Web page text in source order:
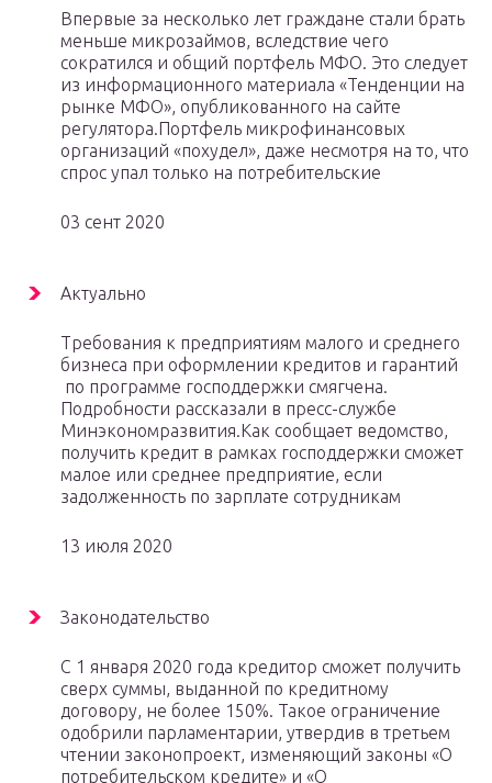
Впервые за несколько лет граждане стали брать
меньше микрозаймов, вследствие чего
сократился и общий портфель МФО. Это следует
из информационного материала «Тенденции на
рынке МФО», опубликованного на сайте
регулятора.Портфель микрофинансовых
организаций «похудел», даже несмотря на то, что
спрос упал только на потребительские
03 сент 2020
Актуально
Требования к предприятиям малого и среднего
бизнеса при оформлении кредитов и гарантий
по программе господдержки смягчена.
Подробности рассказали в пресс-службе
Минэкономразвития.Как сообщает ведомство,
получить кредит в рамках господдержки сможет
малое или среднее предприятие, если
задолженность по зарплате сотрудникам
13 июля 2020
Законодательство
С 1 января 2020 года кредитор сможет получить
сверх суммы, выданной по кредитному
договору, не более 150%. Такое ограничение
одобрили парламентарии, утвердив в третьем
чтении законопроект, изменяющий законы «О
потребительском кредите» и «О